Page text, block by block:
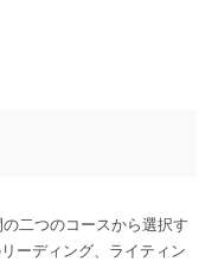
二つのコースから選択す
ーディング、ライティン